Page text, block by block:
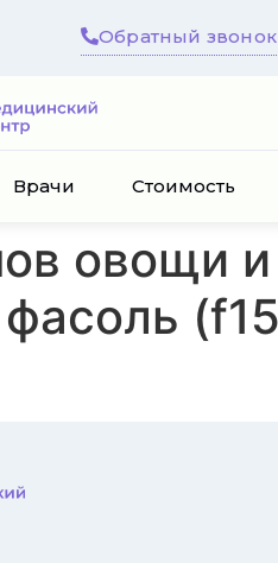
Обратный звонок
Врачи Стоимость
овощи